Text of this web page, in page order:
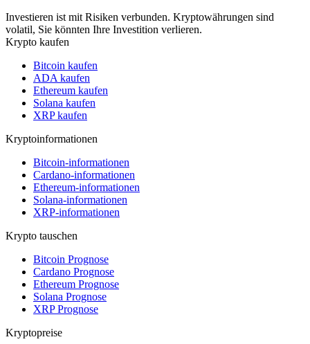
Investieren ist mit Risiken verbunden. Kryptowährungen sind
volatil, Sie könnten Ihre Investition verlieren.
Krypto kaufen
Bitcoin kaufen
ADA kaufen
Ethereum kaufen
Solana kaufen
XRP kaufen
Kryptoinformationen
Bitcoin-informationen
Cardano-informationen
Ethereum-informationen
Solana-informationen
XRP-informationen
Krypto tauschen
Bitcoin Prognose
Cardano Prognose
Ethereum Prognose
Solana Prognose
XRP Prognose
Kryptopreise